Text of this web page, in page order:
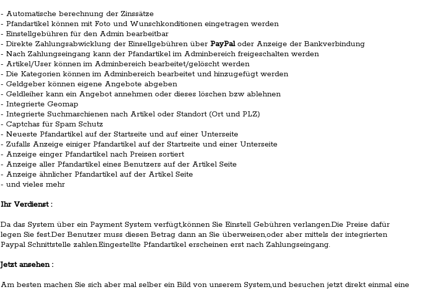
- Automatische berechnung der Zinssätze
- Pfandartikel können mit Foto und Wunschkonditionen eingetragen werden
- Einstellgebühren für den Admin bearbeitbar
- Direkte Zahlungsabwicklung der Einsellgebühren über PayPaloder Anzeige der Bankverbindung
- Nach Zahlungseingang kann der Pfandartikel im Adminbereich freigeschalten werden
- Artikel/User können im Adminbereich bearbeitet/gelöscht werden
- Die Kategorien können im Adminbereich bearbeitet und hinzugefügt werden
- Geldgeber können eigene Angebote abgeben
- Geldleiher kann ein Angebot annehmen oder dieses löschen bzw ablehnen
- Integrierte Geomap
- Integrierte Suchmaschienen nach Artikel oder Standort (Ort und PLZ)
- Captchas für Spam Schutz
- Neueste Pfandartikel auf der Startseite und auf einer Unterseite
- Zufalls Anzeige einiger Pfandartikel auf der Startseite und einer Unterseite
- Anzeige einger Pfandartikel nach Preisen sortiert
- Anzeige aller Pfandartikel eines Benutzers auf der Artikel Seite
- Anzeige ähnlicher Pfandartikel auf der Artikel Seite
- und vieles mehr
Ihr Verdienst :
Da das System über ein Payment System verfügt,können Sie Einstell Gebühren verlangen.Die Preise dafür
legen Sie fest.Der Benutzer muss diesen Betrag dann an Sie überweisen,oder aber mittels der integrierten
Paypal Schnittstelle zahlen.Eingestellte Pfandartikel erscheinen erst nach Zahlungseingang.
Jetzt ansehen :
Am besten machen Sie sich aber mal selber ein Bild von unserem System,und besuchen jetzt direkt einmal eine